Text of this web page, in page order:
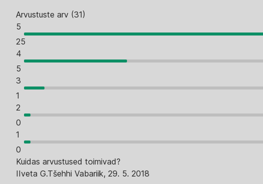
Arvustuste arv (31)
5
25
4
5
3
1
2
0
1
0
Kuidas arvustused toimivad?
IIveta G.Tšehhi Vabariik, 29. 5. 2018